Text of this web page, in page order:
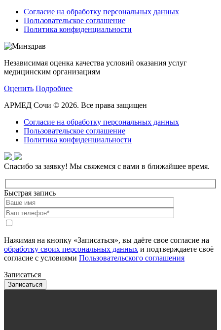
Согласие на обработку персональных данных
Пользовательское соглашение
Политика конфиденциальности
Независимая оценка качества условий оказания услуг
медицинским организациям
Оценить Подробнее
АРМЕД Сочи © 2026. Все права защищен
Согласие на обработку персональных данных
Пользовательское соглашение
Политика конфиденциальности
Спасибо за заявку! Мы свяжемся с вами в ближайшее время.
Быстрая запись
Нажимая на кнопку «Записаться», вы даёте свое согласие на
обработку своих персональных данных и подтверждаете своё
согласие с условиями Пользовательского соглашения
Записаться